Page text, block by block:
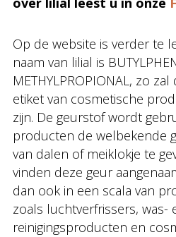
Op de website is verder te
naam van lilial is
METHYLPROPIONAL, zo
etiket van cosmetische
zijn. De geurstof wordt
producten de welbekende
van dalen of meiklokje te
vinden deze geur
dan ook in een scala van
zoals luchtverfrissers, was-
reinigingsproducten en